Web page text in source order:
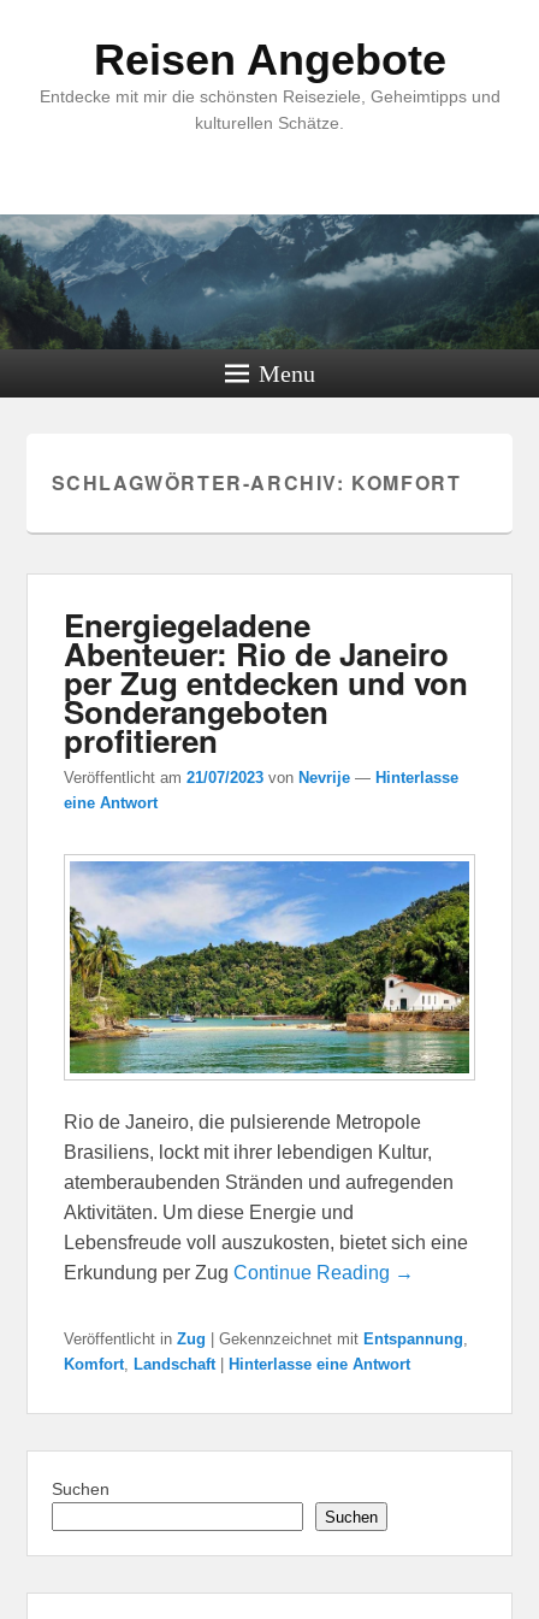
Reisen Angebote
Entdecke mit mir die schönsten Reiseziele, Geheimtipps und
kulturellen Schätze.
Menu
SCHLAGWÖRTER-ARCHIV: KOMFORT
Energiegeladene
Abenteuer: Rio de Janeiro
per Zug entdecken und von
Sonderangeboten
profitieren
Veröffentlicht am21/07/2023 von Nevrije — Hinterlasse
eine Antwort
Rio de Janeiro, die pulsierende Metropole
Brasiliens, lockt mit ihrer lebendigen Kultur,
atemberaubenden Stränden und aufregenden
Aktivitäten. Um diese Energie und
Lebensfreude voll auszukosten, bietet sich eine
Erkundung per ZugContinue Reading →
Veröffentlicht in Zug |Gekennzeichnet mit Entspannung,
Komfort, Landschaft Hinterlasse eine Antwort
Suchen
Suchen